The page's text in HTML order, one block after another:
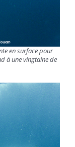
en surface pour
à une vingtaine de